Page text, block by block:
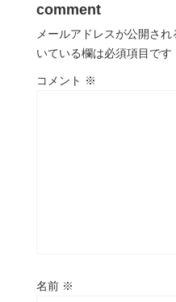
comment
メールアドレスが公開され
いている欄は必須項目です
コメント ※
名前 ※